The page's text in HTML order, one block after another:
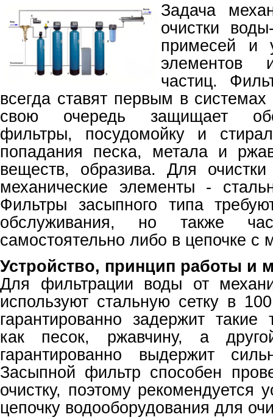
Задача
очистки
примесей и
элементов
частиц.
всегда ставят первым в системах
свою очередь защищает
фильтры, посудомойку и
попадания песка, метала и
веществ, образива. Для очистки
механические элементы -
Фильтры засыпного типа
обслуживания, но также
самостоятельно либо в цепочке с
Устройство, принцип работы и
Для фильтрации воды от
используют стальную сетку в
гарантированно задержит
как песок, ржавчину, а
гарантированно выдержит
Засыпной фильтр способен
очистку, поэтому рекомендуется
цепочку водооборудования для